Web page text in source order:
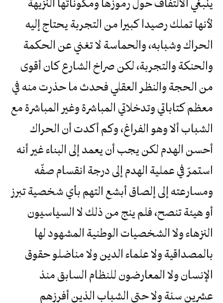
ينبغي الالتفاف حول رموزها ومكوناتها النزيهة
لأنها تملك رصيدا كبيرا من التجربة يحتاج إليه
الحراك وشبابه، والحماسة لا تغني عن الحكمة
والحنكة والتجربة، لكن صراخ الشارع كان أقوى
من الحجة والنظر العقلي فحدث ما حذرت منه في
معظم كتاباتي وتدخلاتي المباشرة وغير المباشرة مع
الشباب ألا وهو الفراغ، وكم أكدت أن الحراك
أحسن الهدم لكن يجب أن يعمد إلى البناء غير أنه
استمرّ في عملية الهدم إلى درجة انقسام صفّه
ومسارعته إلى إلصاق أبشع التهم بأي شخصية تبرز
أو هيئة تنصح، فلم ينج من ذلك لا السياسيون
النزهاء ولا الشخصيات الوطنية المشهود لها
بالمصداقية ولا علماء الدين ولا مناضلو حقوق
الإنسان ولا المعارضون للنظام السابق منذ
عشرين سنة ولا حتى الشباب الذين أفرزهم